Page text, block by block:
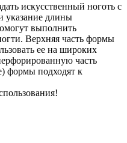
искусственный ноготь с
указание длины
выполнить
Верхняя часть формы
ее на широких
часть
формы подходят к